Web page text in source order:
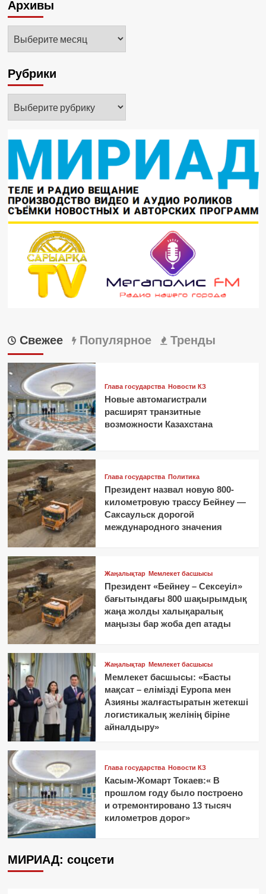
Архивы
Рубрики
Свежее Популярное Тренды
Глава государства Новости КЗ
Новые автомагистрали
расширят транзитные
возможности Казахстана
Глава государства Политика
Президент назвал новую 800-
километровую трассу Бейнеу —
Саксаульск дорогой
международного значения
Жаңалықтар Мемлекет басшысы
Президент «Бейнеу – Сексеуіл»
бағытындағы 800 шақырымдық
жаңа жолды халықаралық
маңызы бар жоба деп атады
Жаңалықтар Мемлекет басшысы
Мемлекет басшысы: «Басты
мақсат – елімізді Еуропа мен
Азияны жалғастыратын жетекші
логистикалық желінің біріне
айналдыру»
Глава государства Новости КЗ
Касым-Жомарт Токаев:« В
прошлом году было построено
и отремонтировано 13 тысяч
километров дорог»
МИРИАД: соцсети